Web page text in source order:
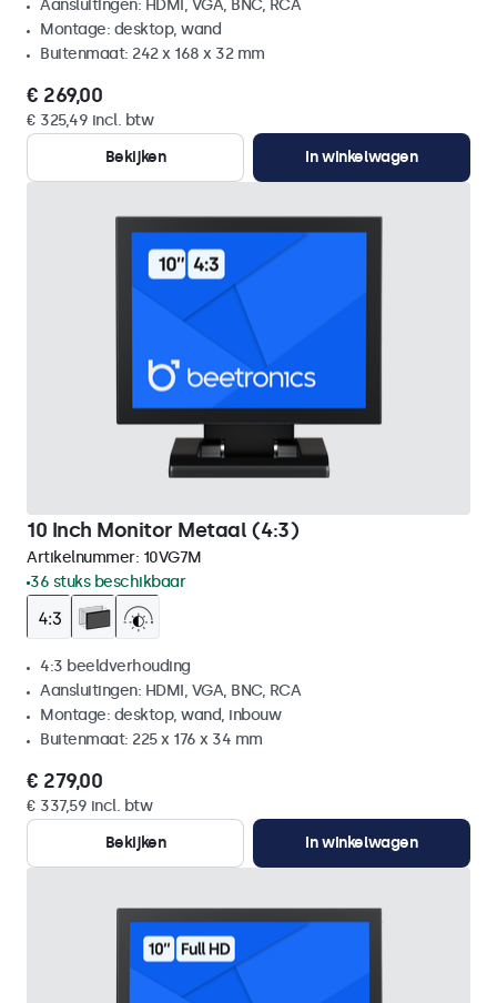
Aansluitingen: HDMI, VGA, BNC, RCA
Montage: desktop, wand
Buitenmaat: 242 x 168 x 32 mm
€ 269,00
€ 325,49 incl. btw
Bekijken
In winkelwagen
10 Inch Monitor Metaal (4:3)
Artikelnummer: 10VG7M
36 stuks beschikbaar
4:3 beeldverhouding
Aansluitingen: HDMI, VGA, BNC, RCA
Montage: desktop, wand, inbouw
Buitenmaat: 225 x 176 x 34 mm
€ 279,00
€ 337,59 incl. btw
Bekijken
In winkelwagen